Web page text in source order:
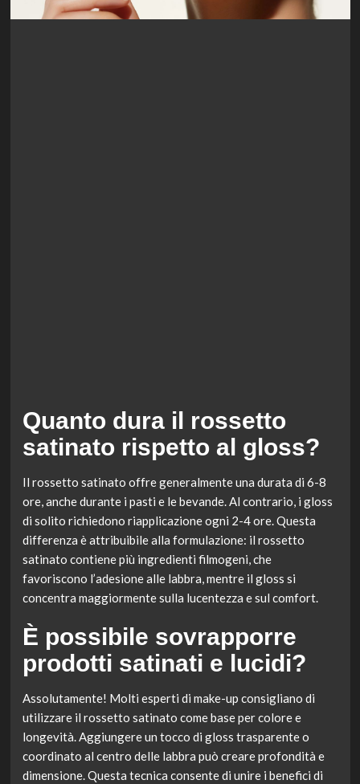
Quanto dura il rossetto
satinato rispetto al gloss?
Il rossetto satinato offre generalmente una durata di 6-8
ore, anche durante i pasti e le bevande. Al contrario, i gloss
di solito richiedono riapplicazione ogni 2-4 ore. Questa
differenza è attribuibile alla formulazione: il rossetto
satinato contiene più ingredienti filmogeni, che
favoriscono l’adesione alle labbra, mentre il gloss si
concentra maggiormente sulla lucentezza e sul comfort.
È possibile sovrapporre
prodotti satinati e lucidi?
Assolutamente! Molti esperti di make-up consigliano di
utilizzare il rossetto satinato come base per colore e
longevità. Aggiungere un tocco di gloss trasparente o
coordinato al centro delle labbra può creare profondità e
dimensione. Questa tecnica consente di unire i benefici di